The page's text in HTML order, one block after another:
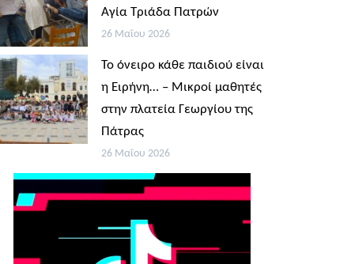
Αγία Τριάδα Πατρών
26 Μαΐου 2026
Το όνειρο κάθε παιδιού είναι
η Ειρήνη… – Μικροί μαθητές
στην πλατεία Γεωργίου της
Πάτρας
26 Μαΐου 2026